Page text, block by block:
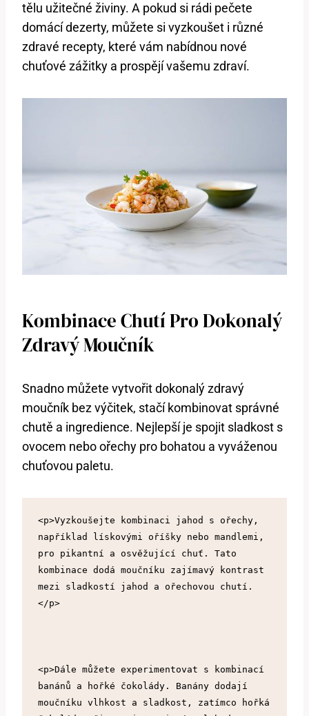
tělu užitečné živiny. A pokud si rádi pečete
domácí dezerty, můžete si vyzkoušet i různé
zdravé recepty, které vám nabídnou nové
chuťové zážitky a prospějí vašemu zdraví.
Kombinace Chutí Pro Dokonalý
Zdravý Moučník
Snadno můžete vytvořit dokonalý zdravý
moučník bez výčitek, stačí kombinovat správné
chutě a ingredience. Nejlepší je spojit sladkost s
ovocem nebo ořechy pro bohatou a vyváženou
chuťovou paletu.
<p>Vyzkoušejte kombinaci jahod s ořechy,
například lískovými oříšky nebo mandlemi,
pro pikantní a osvěžující chuť. Tato
kombinace dodá moučníku zajímavý kontrast
mezi sladkostí jahod a ořechovou chutí.
</p>
<p>Dále můžete experimentovat s kombinací
banánů a hořké čokolády. Banány dodají
moučníku vlhkost a sladkost, zatímco hořká